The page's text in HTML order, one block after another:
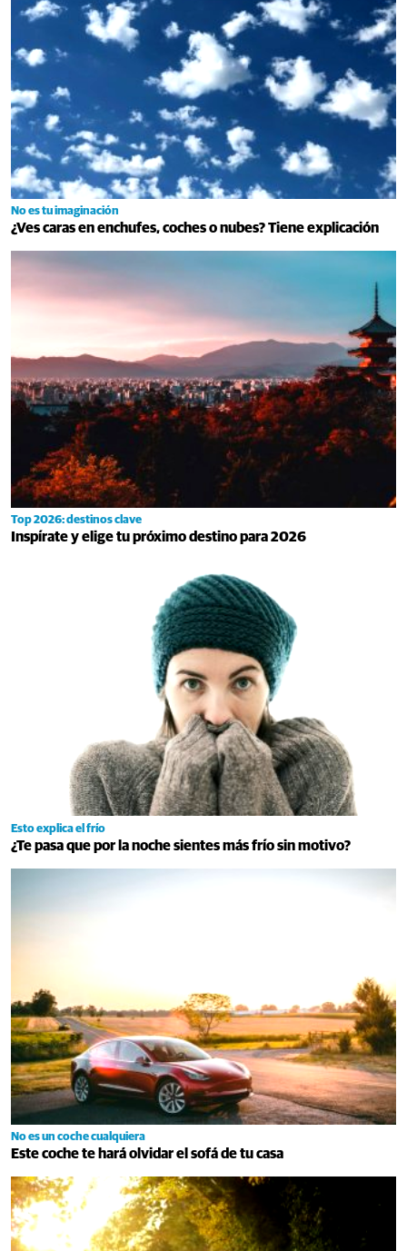
No es tu imaginación
¿Ves caras en enchufes, coches o nubes? Tiene explicación
Top 2026: destinos clave
Inspírate y elige tu próximo destino para 2026
Esto explica el frío
¿Te pasa que por la noche sientes más frío sin motivo?
No es un coche cualquiera
Este coche te hará olvidar el sofá de tu casa